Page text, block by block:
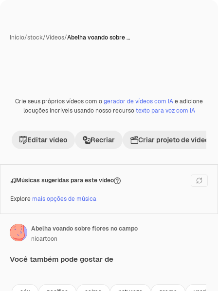
Início/stock/Vídeos/Abelha voando sobre …
Crie seus próprios vídeos com ogerador de vídeos com IAe adicione
locuções incríveis usando nosso recursotexto para voz com IA
Editar vídeo Recriar Criar projeto de vídeo
Músicas sugeridas para este vídeo
Explore mais opções de música
Abelha voando sobre flores no campo
nicartoon
Você também pode gostar de